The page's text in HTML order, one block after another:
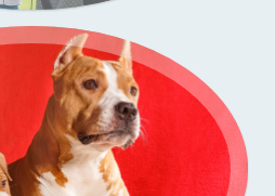
выставки собак
щенков в моей студии